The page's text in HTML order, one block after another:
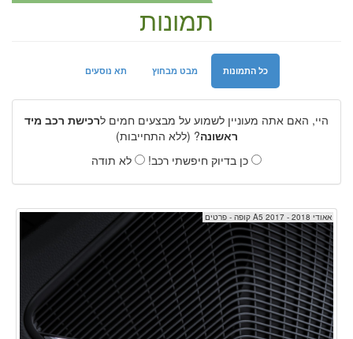
תמונות
תא נוסעים מבט מבחוץ כל התמונות
היי, האם אתה מעוניין לשמוע על מבצעים חמים לרכישת רכב מיד
ראשונה? (ללא התחייבות)
כן בדיוק חיפשתי רכב!
לא תודה
אאודי A5 2017 - 2018 קופה - פרטים